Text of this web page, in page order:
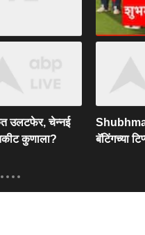
उलटफेर, चेन्नई
कुणाला?
बॅटिंगच्या